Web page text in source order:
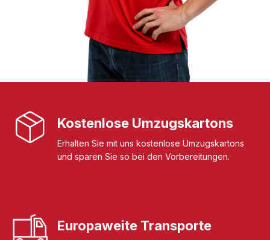
Kostenlose Umzugskartons
Erhalten Sie mit uns kostenlose Umzugskartons
und sparen Sie so bei den Vorbereitungen.
Europaweite Transporte